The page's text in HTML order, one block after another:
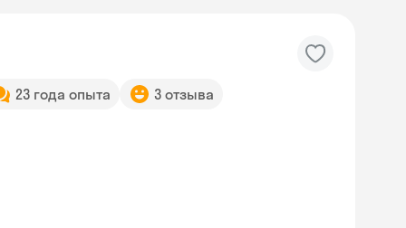
23 года опыта 3 отзыва